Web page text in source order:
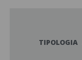
TIPOLOGIA